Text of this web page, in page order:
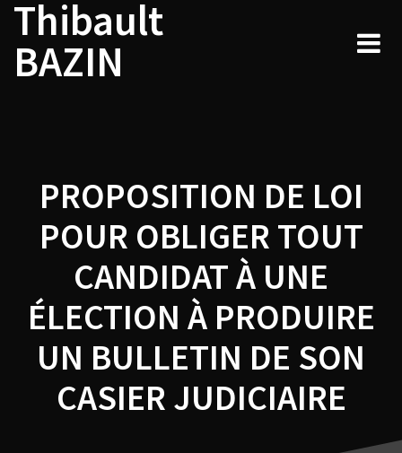
Skip
content
Thibault
BAZIN
PROPOSITION DE LOI
POUR OBLIGER TOUT
CANDIDAT À UNE
ÉLECTION À PRODUIRE
UN BULLETIN DE SON
CASIER JUDICIAIRE
Navigation
de